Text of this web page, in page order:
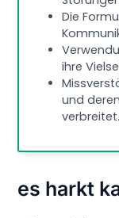
Die
ihre
und
verbreitet.
es harkt